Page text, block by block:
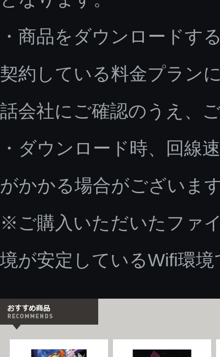
・商品をダウンロードす
契約している料金プラン
話会社にご確認のうえ、
・ダウンロード時、回線
がかかる場合がございま
※ご購入いただいたファ
境が安定しているWifi環